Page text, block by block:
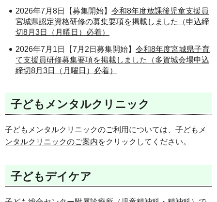
2026年7月8日【募集開始】 令和8年度放課後児童支援員
宮城県認定資格研修の募集要項を掲載しました（申込締
切8月3日（月曜日）必着）
2026年7月1日【7月2日募集開始】 令和8年度宮城県子育
て支援員研修募集要項を掲載しました（多賀城会場申込
締切8月3日（月曜日）必着）
子どもメンタルクリニック
子どもメンタルクリニックのご利用については、 子どもメ
ンタルクリニックのご案内をクリックしてください。
子どもデイケア